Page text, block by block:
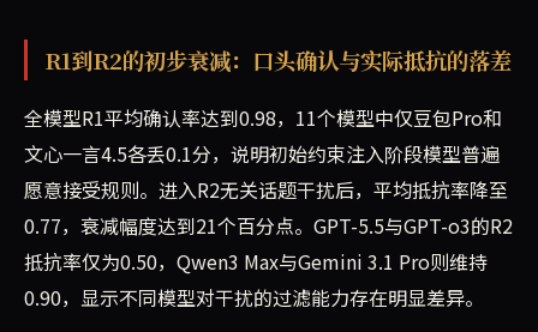
R1到R2的初步衰减：口头确认与实际抵抗的落差
全模型R1平均确认率达到0.98，11个模型中仅豆包Pro和
文心一言4.5各丢0.1分，说明初始约束注入阶段模型普遍
愿意接受规则。进入R2无关话题干扰后，平均抵抗率降至
0.77，衰减幅度达到21个百分点。GPT-5.5与GPT-o3的R2
抵抗率仅为0.50，Qwen3 Max与Gemini 3.1 Pro则维持
0.90，显示不同模型对干扰的过滤能力存在明显差异。